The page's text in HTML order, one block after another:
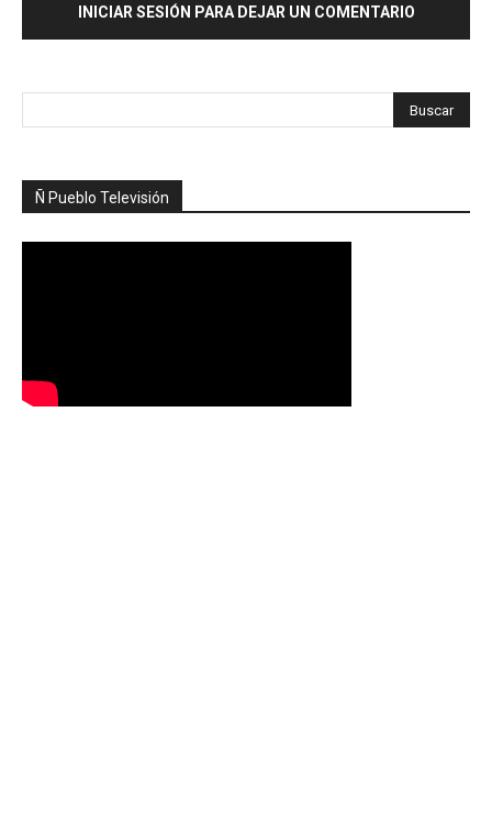
INICIAR SESIÓN PARA DEJAR UN COMENTARIO
Ñ Pueblo Televisión